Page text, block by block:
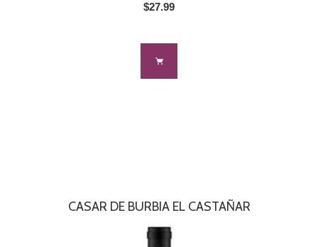
$27.99
CASAR DE BURBIA EL CASTAÑAR